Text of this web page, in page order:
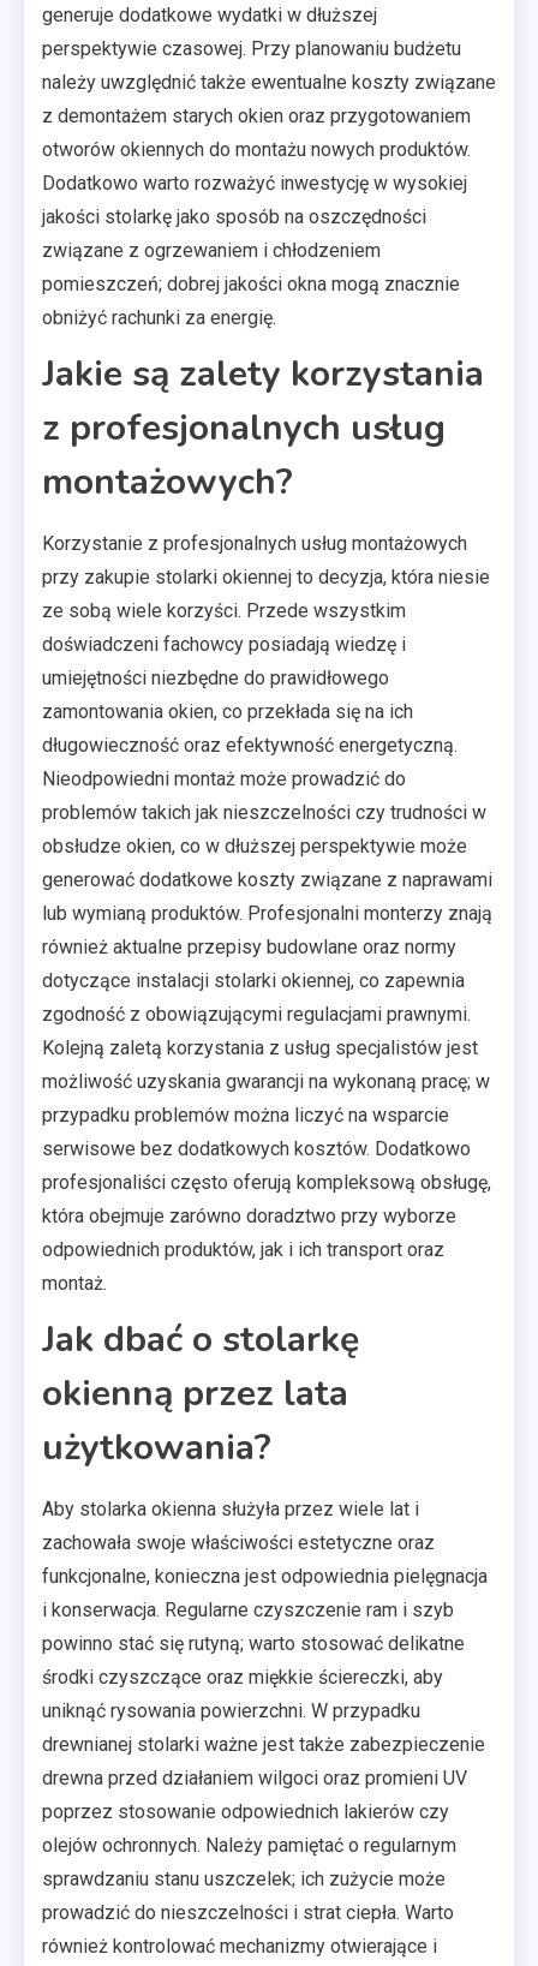
generuje dodatkowe wydatki w dłuższej
perspektywie czasowej. Przy planowaniu budżetu
należy uwzględnić także ewentualne koszty związane
z demontażem starych okien oraz przygotowaniem
otworów okiennych do montażu nowych produktów.
Dodatkowo warto rozważyć inwestycję w wysokiej
jakości stolarkę jako sposób na oszczędności
związane z ogrzewaniem i chłodzeniem
pomieszczeń; dobrej jakości okna mogą znacznie
obniżyć rachunki za energię.
Jakie są zalety korzystania
z profesjonalnych usług
montażowych?
Korzystanie z profesjonalnych usług montażowych
przy zakupie stolarki okiennej to decyzja, która niesie
ze sobą wiele korzyści. Przede wszystkim
doświadczeni fachowcy posiadają wiedzę i
umiejętności niezbędne do prawidłowego
zamontowania okien, co przekłada się na ich
długowieczność oraz efektywność energetyczną.
Nieodpowiedni montaż może prowadzić do
problemów takich jak nieszczelności czy trudności w
obsłudze okien, co w dłuższej perspektywie może
generować dodatkowe koszty związane z naprawami
lub wymianą produktów. Profesjonalni monterzy znają
również aktualne przepisy budowlane oraz normy
dotyczące instalacji stolarki okiennej, co zapewnia
zgodność z obowiązującymi regulacjami prawnymi.
Kolejną zaletą korzystania z usług specjalistów jest
możliwość uzyskania gwarancji na wykonaną pracę; w
przypadku problemów można liczyć na wsparcie
serwisowe bez dodatkowych kosztów. Dodatkowo
profesjonaliści często oferują kompleksową obsługę,
która obejmuje zarówno doradztwo przy wyborze
odpowiednich produktów, jak i ich transport oraz
montaż.
Jak dbać o stolarkę
okienną przez lata
użytkowania?
Aby stolarka okienna służyła przez wiele lat i
zachowała swoje właściwości estetyczne oraz
funkcjonalne, konieczna jest odpowiednia pielęgnacja
i konserwacja. Regularne czyszczenie ram i szyb
powinno stać się rutyną; warto stosować delikatne
środki czyszczące oraz miękkie ściereczki, aby
uniknąć rysowania powierzchni. W przypadku
drewnianej stolarki ważne jest także zabezpieczenie
drewna przed działaniem wilgoci oraz promieni UV
poprzez stosowanie odpowiednich lakierów czy
olejów ochronnych. Należy pamiętać o regularnym
sprawdzaniu stanu uszczelek; ich zużycie może
prowadzić do nieszczelności i strat ciepła. Warto
również kontrolować mechanizmy otwierające i